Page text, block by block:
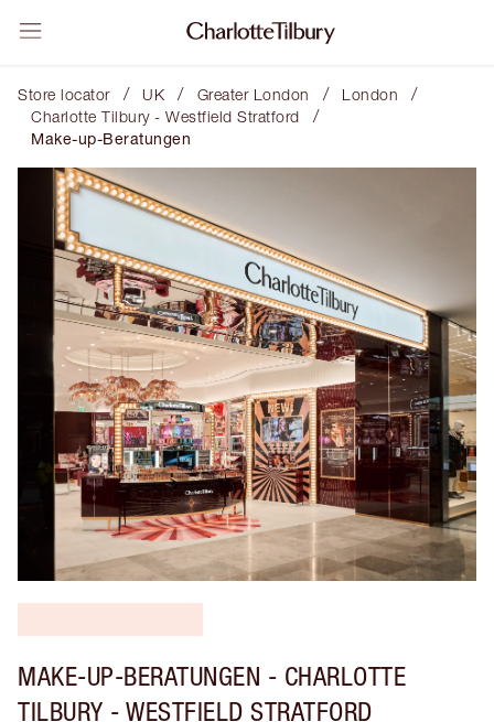
Store locator / UK / Greater London / London /
Charlotte Tilbury - Westfield Stratford /
Make-up-Beratungen
MAKE-UP-BERATUNGEN - CHARLOTTE
TILBURY - WESTFIELD STRATFORD